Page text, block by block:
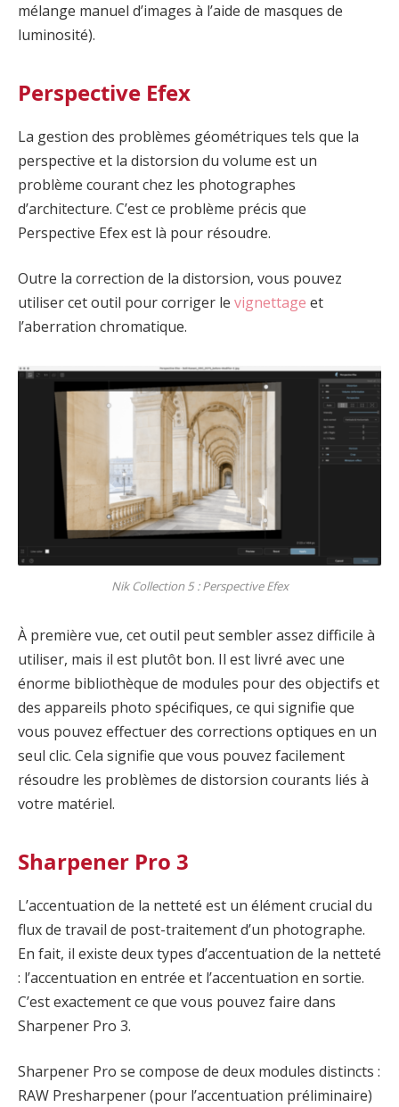
mélange manuel d’images à l’aide de masques de
luminosité).
Perspective Efex
La gestion des problèmes géométriques tels que la
perspective et la distorsion du volume est un
problème courant chez les photographes
d’architecture. C’est ce problème précis que
Perspective Efex est là pour résoudre.
Outre la correction de la distorsion, vous pouvez
utiliser cet outil pour corriger le vignettage et
l’aberration chromatique.
Nik Collection 5 : Perspective Efex
À première vue, cet outil peut sembler assez difficile à
utiliser, mais il est plutôt bon. Il est livré avec une
énorme bibliothèque de modules pour des objectifs et
des appareils photo spécifiques, ce qui signifie que
vous pouvez effectuer des corrections optiques en un
seul clic. Cela signifie que vous pouvez facilement
résoudre les problèmes de distorsion courants liés à
votre matériel.
Sharpener Pro 3
L’accentuation de la netteté est un élément crucial du
flux de travail de post-traitement d’un photographe.
En fait, il existe deux types d’accentuation de la netteté
: l’accentuation en entrée et l’accentuation en sortie.
C’est exactement ce que vous pouvez faire dans
Sharpener Pro 3.
Sharpener Pro se compose de deux modules distincts :
RAW Presharpener (pour l’accentuation préliminaire)